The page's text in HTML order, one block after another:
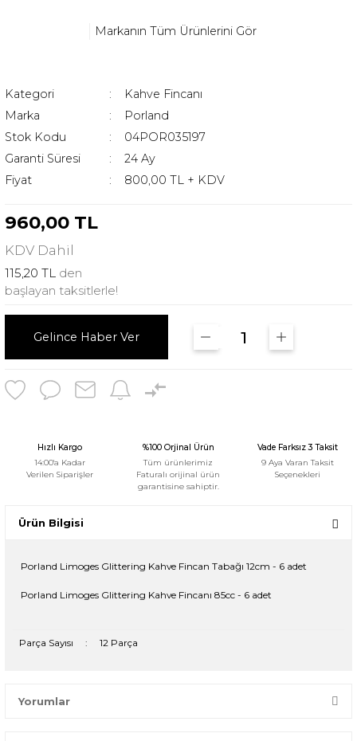
Markanın Tüm Ürünlerini Gör
Kategori
Kahve Fincanı
Marka
Porland
Stok Kodu
04POR035197
Garanti Süresi
24 Ay
Fiyat
800,00 TL + KDV
960,00 TL
KDV Dahil
115,20 TL den
başlayan taksitlerle!
Gelince Haber Ver
Hızlı Kargo
14:00'a Kadar
Verilen Siparişler
%100 Orjinal Ürün
Tüm ürünlerimiz
Faturalı orijinal ürün
garantisine sahiptir.
Vade Farksız 3 Taksit
9 Aya Varan Taksit
Seçenekleri
Ürün Bilgisi
Porland Limoges Glittering Kahve Fincan Tabağı 12cm - 6 adet
Porland Limoges Glittering Kahve Fincanı 85cc - 6 adet
Parça Sayısı : 12 Parça
Yorumlar